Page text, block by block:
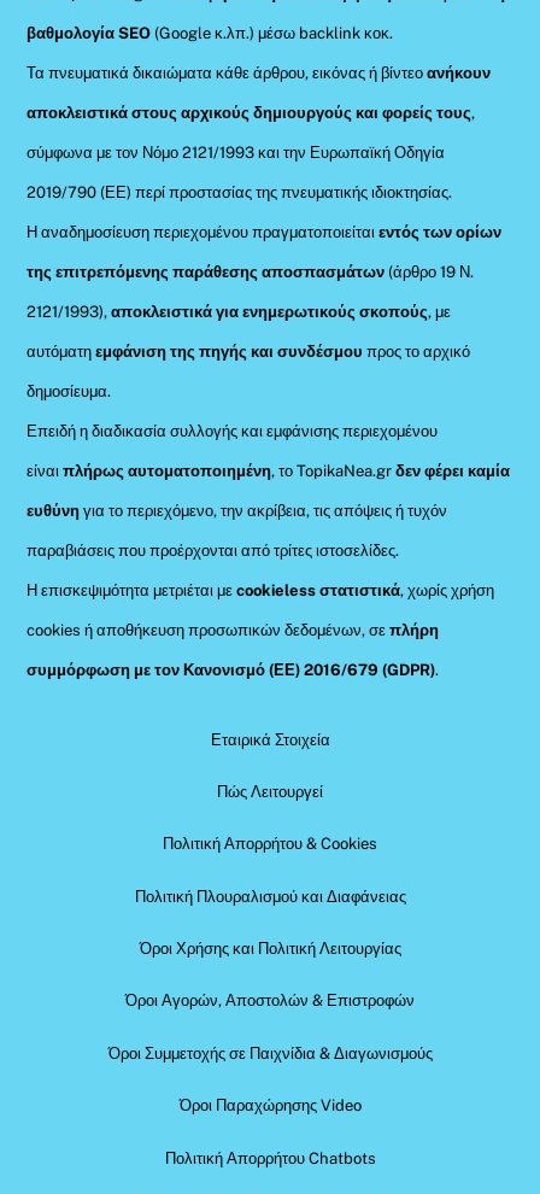
βαθμολογία SEO (Google κ.λπ.) μέσω backlink κοκ.
Τα πνευματικά δικαιώματα κάθε άρθρου, εικόνας ή βίντεοανήκουν
αποκλειστικά στους αρχικούς δημιουργούς και φορείς τους,
σύμφωνα με τον Νόμο 2121/1993 και την Ευρωπαϊκή Οδηγία
2019/790 (ΕΕ) περί προστασίας της πνευματικής ιδιοκτησίας.
Η αναδημοσίευση περιεχομένου πραγματοποιείταιεντός των ορίων
της επιτρεπόμενης παράθεσης αποσπασμάτων (άρθρο 19 Ν.
2121/1993), αποκλειστικά για ενημερωτικούς σκοπούς, με
αυτόματηεμφάνιση της πηγής και συνδέσμου προς το αρχικό
δημοσίευμα.
Επειδή η διαδικασία συλλογής και εμφάνισης περιεχομένου
είναιπλήρως αυτοματοποιημένη, το TopikaNea.grδεν φέρει καμία
ευθύνη για το περιεχόμενο, την ακρίβεια, τις απόψεις ή τυχόν
παραβιάσεις που προέρχονται από τρίτες ιστοσελίδες.
Η επισκεψιμότητα μετριέται μεcookieless στατιστικά, χωρίς χρήση
cookies ή αποθήκευση προσωπικών δεδομένων, σεπλήρη
συμμόρφωση με τον Κανονισμό (ΕΕ) 2016/679 (GDPR).
Εταιρικά Στοιχεία
Πώς Λειτουργεί
Πολιτική Απορρήτου & Cookies
Πολιτική Πλουραλισμού και Διαφάνειας
Όροι Χρήσης και Πολιτική Λειτουργίας
Όροι Αγορών, Αποστολών & Επιστροφών
Όροι Συμμετοχής σε Παιχνίδια & Διαγωνισμούς
Όροι Παραχώρησης Video
Πολιτική Απορρήτου Chatbots